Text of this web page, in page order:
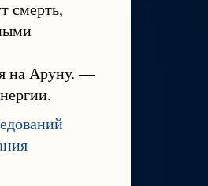
смерть,
на Аруну. —